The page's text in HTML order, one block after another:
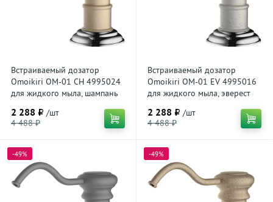
Встраиваемый дозатор
Omoikiri OM-01 CH 4995024
для жидкого мыла, шампань
2 288 ₽ /шт
4 488 ₽
Встраиваемый дозатор
Omoikiri OM-01 EV 4995016
для жидкого мыла, эверест
2 288 ₽ /шт
4 488 ₽
-49% -49%